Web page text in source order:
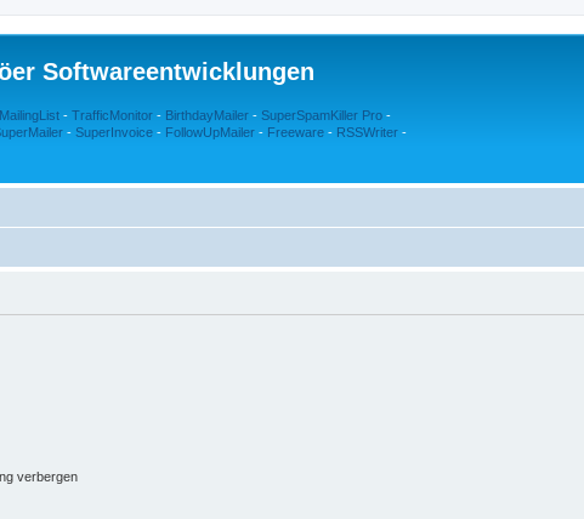
Softwareentwicklungen
- TrafficMonitor - BirthdayMailer - SuperSpamKiller Pro -
- SuperInvoice - FollowUpMailer - Freeware - RSSWriter -
verbergen